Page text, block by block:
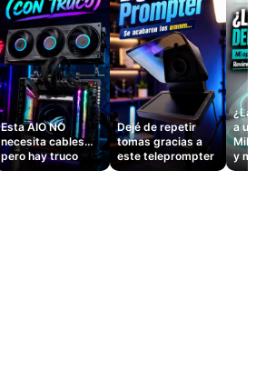
Esta AIO NO
necesita cables…
pero hay truco
Dejé de repetir
tomas gracias a
este teleprompter
¿La
a un
y